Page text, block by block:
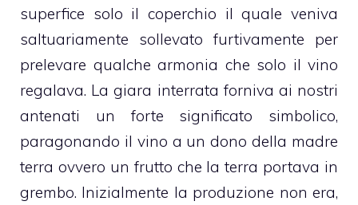
superfice solo il coperchio il quale veniva
saltuariamente sollevato furtivamente per
prelevare qualche armonia che solo il vino
regalava. La giara interrata forniva ai nostri
antenati un forte significato simbolico,
paragonando il vino a un dono della madre
terra ovvero un frutto che la terra portava in
grembo. Inizialmente la produzione non era,